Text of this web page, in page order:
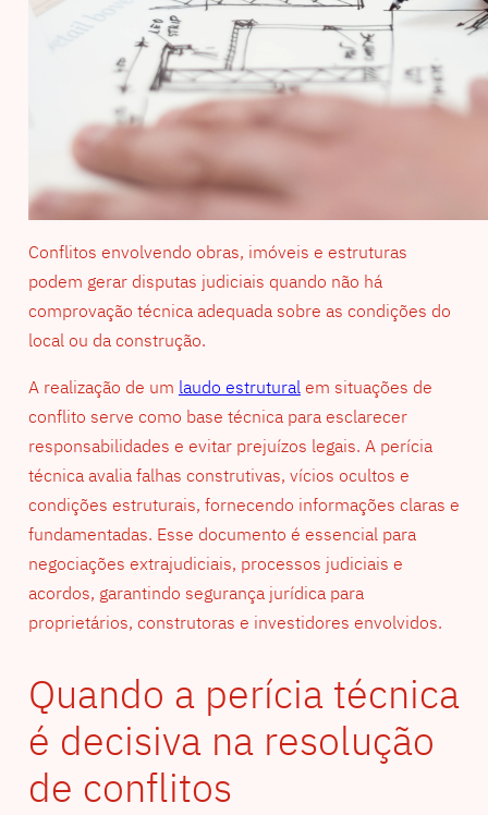
Conflitos envolvendo obras, imóveis e estruturas
podem gerar disputas judiciais quando não há
comprovação técnica adequada sobre as condições do
local ou da construção.
A realização de um laudo estruturalem situações de
conflito serve como base técnica para esclarecer
responsabilidades e evitar prejuízos legais. A perícia
técnica avalia falhas construtivas, vícios ocultos e
condições estruturais, fornecendo informações claras e
fundamentadas. Esse documento é essencial para
negociações extrajudiciais, processos judiciais e
acordos, garantindo segurança jurídica para
proprietários, construtoras e investidores envolvidos.
Quando a perícia técnica
é decisiva na resolução
de conflitos